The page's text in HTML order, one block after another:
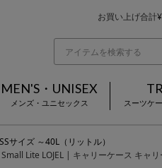
お買い上げ合計
当日～翌営業日を目安に順
MEN'S・UNISEX
メンズ・ユニセックス スーツケ
サイズ ～40L（リットル）
Lite LOJEL | キャリーケース キャ